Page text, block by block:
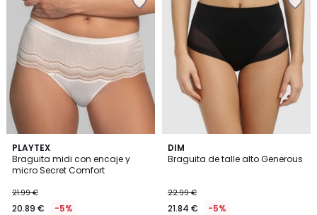
PLAYTEX
Braguita midi con encaje y
micro Secret Comfort
21.99 €
20.89 € -5%
4,7
/ 5
DIM
Braguita de talle alto Generous
22.99 €
21.84 € -5%
4,8
/ 5